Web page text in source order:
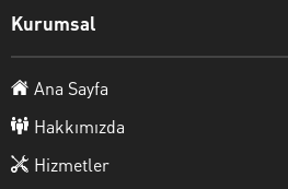
Kurumsal
Ana Sayfa
Hakkımızda
Hizmetler